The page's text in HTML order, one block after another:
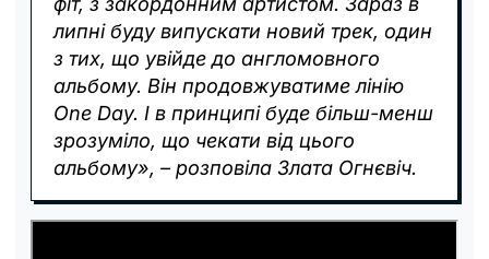
липні буду випускати новий трек, один
з тих, що увійде до англомовного
альбому. Він продовжуватиме лінію
One Day. І в принципі буде більш-менш
зрозуміло, що чекати від цього
альбому», – розповіла Злата Огнєвіч.